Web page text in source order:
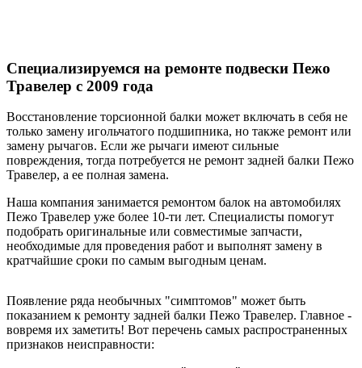
Специализируемся на ремонте подвески Пежо
Травелер с 2009 года
Восстановление торсионной балки может включать в себя не
только замену игольчатого подшипника, но также ремонт или
замену рычагов. Если же рычаги имеют сильные
повреждения, тогда потребуется не ремонт задней балки Пежо
Травелер, а ее полная замена.
Наша компания занимается ремонтом балок на автомобилях
Пежо Травелер уже более 10-ти лет. Специалисты помогут
подобрать оригинальные или совместимые запчасти,
необходимые для проведения работ и выполнят замену в
кратчайшие сроки по самым выгодным ценам.
Появление ряда необычных "симптомов" может быть
показанием к ремонту задней балки Пежо Травелер. Главное -
вовремя их заметить! Вот перечень самых распространенных
признаков неисправности: